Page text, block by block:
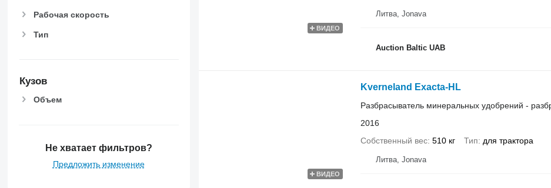
Рабочая скорость
Тип
Кузов
Объем
Не хватает фильтров?
Предложить изменение
ВИДЕО
Литва, Jonava
Auction Baltic UAB
ВИДЕО
Kverneland Exacta-HL
Разбрасыватель минеральных удобрений -
2016
Собственный вес 510 кг Тип для трактора
Литва, Jonava